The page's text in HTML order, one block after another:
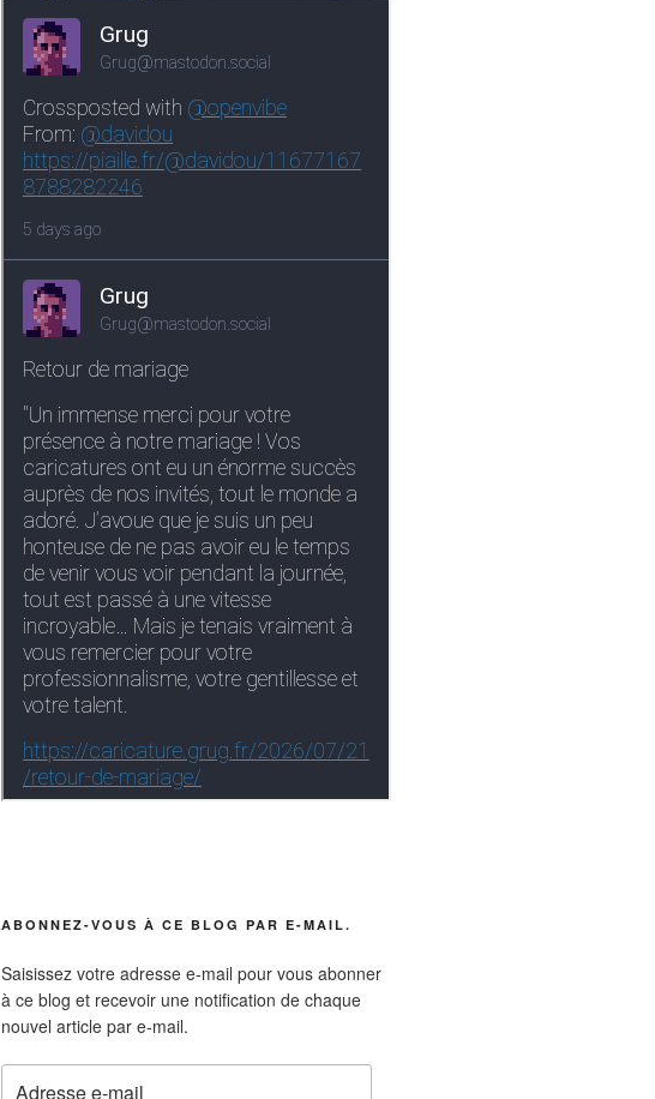
ABONNEZ-VOUS À CE BLOG PAR E-MAIL.
Saisissez votre adresse e-mail pour vous abonner
à ce blog et recevoir une notification de chaque
nouvel article par e-mail.